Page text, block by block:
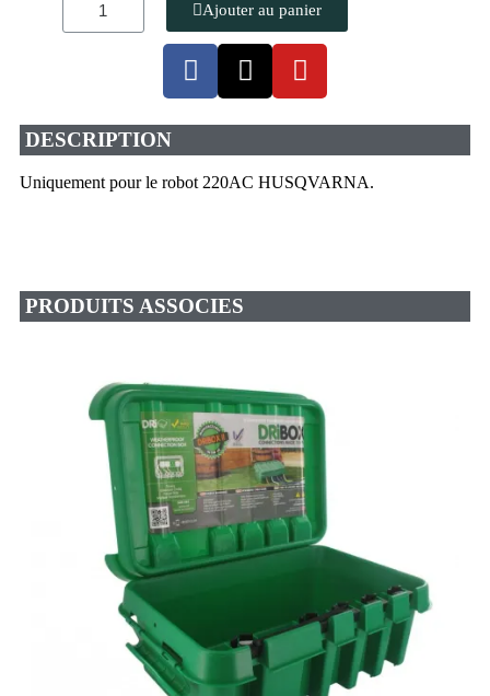
Ajouter au panier
DESCRIPTION
Uniquement pour le robot 220AC HUSQVARNA.
PRODUITS ASSOCIES